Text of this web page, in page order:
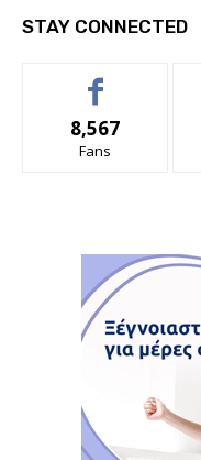
STAY CONNECTED
8,567
Fans